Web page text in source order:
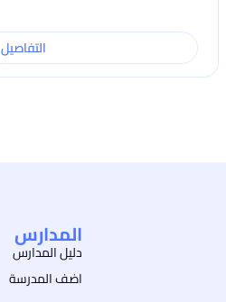
التفاصيل
المدارس
دليل المدارس
اضف المدرسة